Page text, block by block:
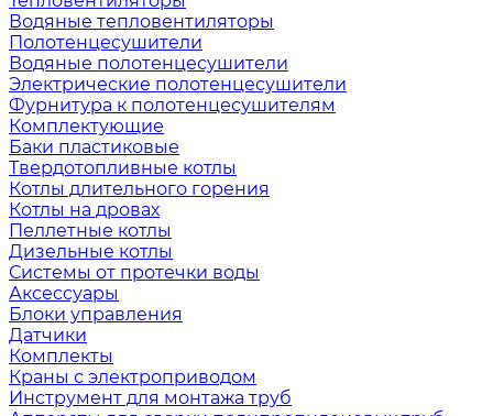
Водяные тепловентиляторы
Полотенцесушители
Водяные полотенцесушители
Электрические полотенцесушители
Фурнитура к полотенцесушителям
Комплектующие
Баки пластиковые
Твердотопливные котлы
Котлы длительного горения
Котлы на дровах
Пеллетные котлы
Дизельные котлы
Системы от протечки воды
Аксессуары
Блоки управления
Датчики
Комплекты
Краны с электроприводом
Инструмент для монтажа труб